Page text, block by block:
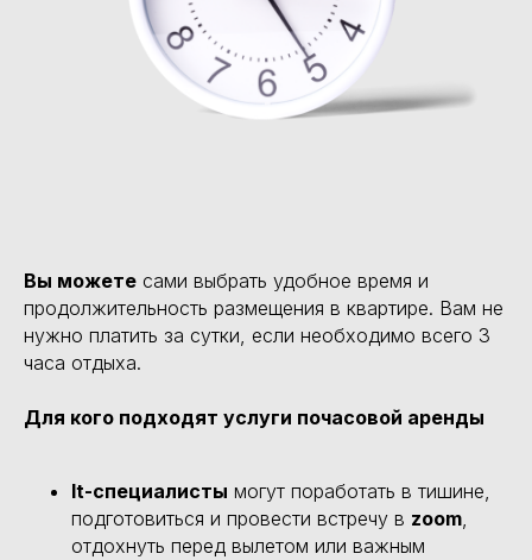
Вы можете сами выбрать удобное время и
продолжительность размещения в квартире. Вам не
нужно платить за сутки, если необходимо всего 3
часа отдыха.
Для кого подходят услуги почасовой аренды
It-специалисты могут поработать в тишине,
подготовиться и провести встречу в zoom,
отдохнуть перед вылетом или важным